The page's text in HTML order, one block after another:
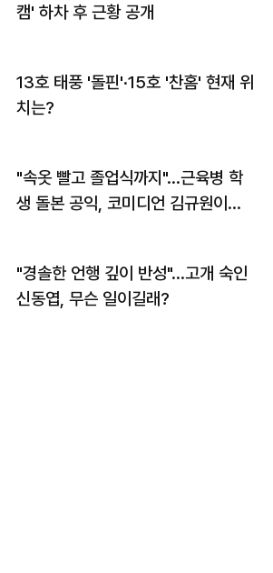
캠' 하차 후 근황 공개
13호 태풍 '돌핀'·15호 '찬홈' 현재 위
치는?
"속옷 빨고 졸업식까지"…근육병 학
생 돌본 공익, 코미디언 김규원이었
"경솔한 언행 깊이 반성"…고개 숙인
신동엽, 무슨 일이길래?